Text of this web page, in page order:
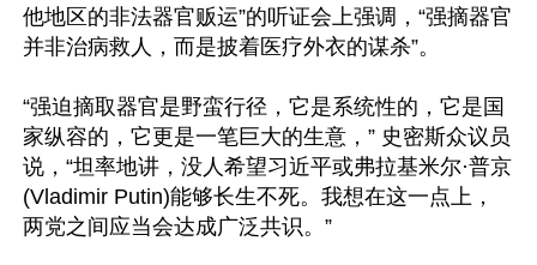
他地区的非法器官贩运”的听证会上强调，“强摘器官
并非治病救人，而是披着医疗外衣的谋杀”。
“强迫摘取器官是野蛮行径，它是系统性的，它是国
家纵容的，它更是一笔巨大的生意，” 史密斯众议员
说，“坦率地讲，没人希望习近平或弗拉基米尔·普京
(Vladimir Putin)能够长生不死。我想在这一点上，
两党之间应当会达成广泛共识。”